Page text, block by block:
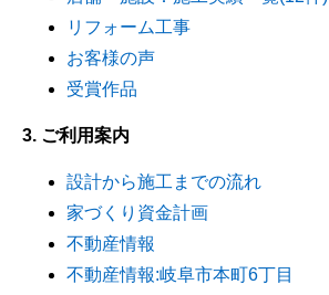
リフォーム工事
お客様の声
受賞作品
3. ご利用案内
設計から施工までの流れ
家づくり資金計画
不動産情報
不動産情報:岐阜市本町6丁目